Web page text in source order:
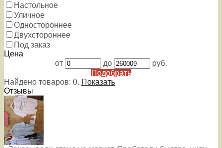
Настольное
Уличное
Одностороннее
Двухстороннее
Под заказ
Цена
от
до
руб.
Подобрать
Найдено товаров: 0. Показать
Отзывы